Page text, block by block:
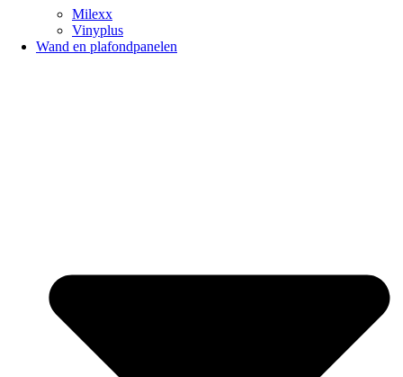
Milexx
Vinyplus
Wand en plafondpanelen